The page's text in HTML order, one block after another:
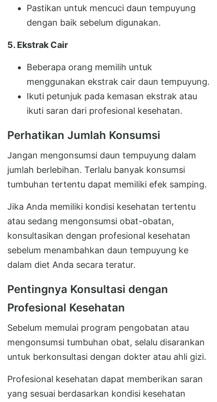
Pastikan untuk mencuci daun tempuyung
dengan baik sebelum digunakan.
5. Ekstrak Cair
Beberapa orang memilih untuk
menggunakan ekstrak cair daun tempuyung.
Ikuti petunjuk pada kemasan ekstrak atau
ikuti saran dari profesional kesehatan.
Perhatikan Jumlah Konsumsi
Jangan mengonsumsi daun tempuyung dalam
jumlah berlebihan. Terlalu banyak konsumsi
tumbuhan tertentu dapat memiliki efek samping.
Jika Anda memiliki kondisi kesehatan tertentu
atau sedang mengonsumsi obat-obatan,
konsultasikan dengan profesional kesehatan
sebelum menambahkan daun tempuyung ke
dalam diet Anda secara teratur.
Pentingnya Konsultasi dengan
Profesional Kesehatan
Sebelum memulai program pengobatan atau
mengonsumsi tumbuhan obat, selalu disarankan
untuk berkonsultasi dengan dokter atau ahli gizi.
Profesional kesehatan dapat memberikan saran
yang sesuai berdasarkan kondisi kesehatan